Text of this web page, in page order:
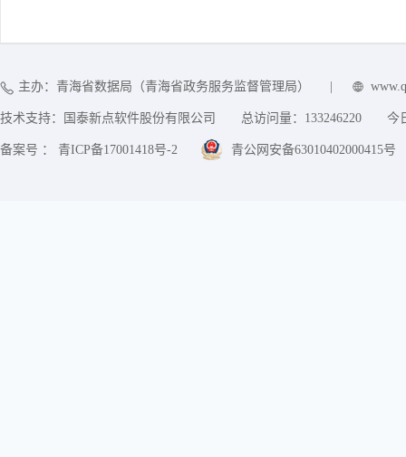
主办：青海省数据局（青海省政务服务监督管理局）
技术支持：国泰新点软件股份有限公司 总访问量： 133246220 今
备案号 ： 青ICP备17001418号-2 青公网安备63010402000415号